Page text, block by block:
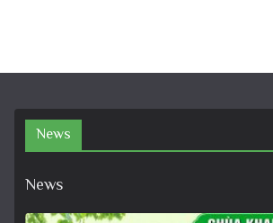
News
News